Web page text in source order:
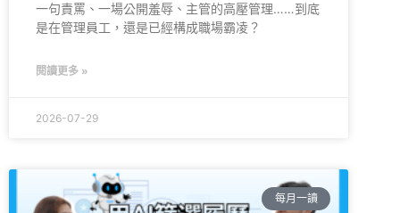
一句責罵、一場公開羞辱、主管的高壓管理……到底
是在管理員工，還是已經構成職場霸凌？
閱讀更多 »
2026-07-29
每月一讀